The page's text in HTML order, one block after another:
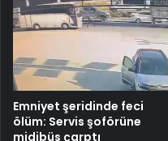
Emniyet şeridinde feci
ölüm: Servis şoförüne
midibüs çarptı